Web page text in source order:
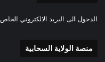
الدخول الى البريد الالكتروني الخاص
منصة الولاية السحابية